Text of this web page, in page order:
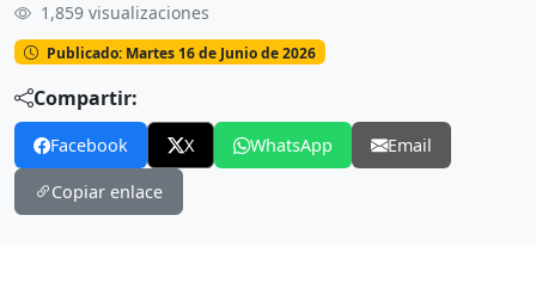
Reina del Azuay 2026
1,859 visualizaciones
Publicado: Martes 16 de Junio de 2026
Compartir:
Facebook X WhatsApp Email
Copiar enlace